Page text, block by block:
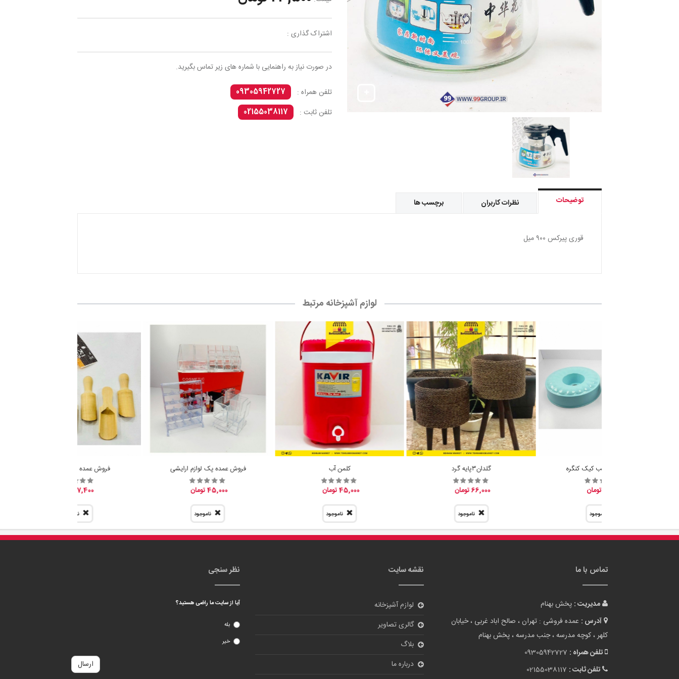
اشتراک گذاری :
در صورت نیاز به راهنمایی با شماره های زیر تماس بگیرید.
تلفن همراه :
09305942727
تلفن ثابت :
02155038117
توضیحات نظرات کاربران برچسب ها
قورى پيركس ٩٠٠ ميل
لوازم آشپزخانه مرتبط
فروش عمده قالب کیک کنگره
ناموجود
گلدان٣پايه گرد
66,000 تومان
ناموجود
کلمن آب
45,000 تومان
ناموجود
فروش عمده پک لوازم ارایشی
45,000 تومان
ناموجود
فروش عمده پیمانه سرتاس
7,400 تومان
ناموجود
تماس با ما
مدیریت : پخش بهنام
آدرس : عمده فروشی : تهران ، صالح اباد غربی ، خیابان
کلهر ، کوچه مدرسه ، جنب مدرسه ، پخش بهنام
تلفن همراه : 09305942727
تلفن ثابت : 02155038117
نقشه سایت
لوازم آشپزخانه
گالری تصاویر
بلاگ
درباره ما
نظر سنجی
آیا از سایت ما راضی هستید؟
بله
خیر
ارسال